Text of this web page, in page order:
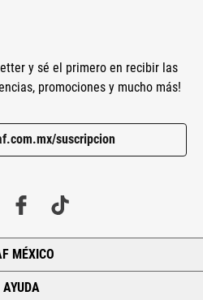
y sé el primero en recibir las
promociones y mucho más!
suscripcion
MÉXICO
AYUDA